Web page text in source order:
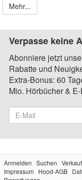
Mehr...
Verpasse keine
Abonniere jetzt
Rabatte und
Extra-Bonus: 60
Mio. Hörbücher &
Anmelden Suchen
Impressum
Hood-AGB